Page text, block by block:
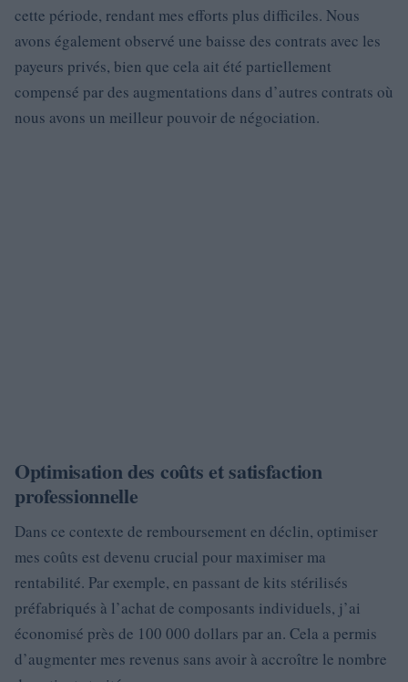
cette période, rendant mes efforts plus difficiles. Nous
avons également observé une baisse des contrats avec les
payeurs privés, bien que cela ait été partiellement
compensé par des augmentations dans d’autres contrats où
nous avons un meilleur pouvoir de négociation.
Optimisation des coûts et satisfaction
professionnelle
Dans ce contexte de remboursement en déclin, optimiser
mes coûts est devenu crucial pour maximiser ma
rentabilité. Par exemple, en passant de kits stérilisés
préfabriqués à l’achat de composants individuels, j’ai
économisé près de 100 000 dollars par an. Cela a permis
d’augmenter mes revenus sans avoir à accroître le nombre